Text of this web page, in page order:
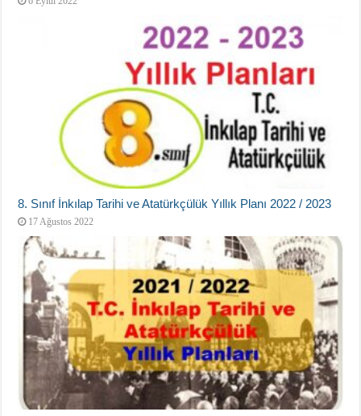
8. Sınıf İnkılap Tarihi ve Atatürkçülük Yıllık Planı 2022 / 2023
17 Ağustos 2022